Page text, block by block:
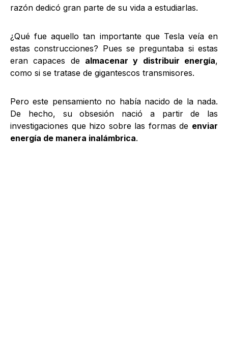
razón dedicó gran parte de su vida a estudiarlas.
¿Qué fue aquello tan importante que Tesla veía en
estas construcciones? Pues se preguntaba si estas
eran capaces de almacenar y distribuir energía,
como si se tratase de gigantescos transmisores.
Pero este pensamiento no había nacido de la nada.
De hecho, su obsesión nació a partir de las
investigaciones que hizo sobre las formas de enviar
energía de manera inalámbrica.